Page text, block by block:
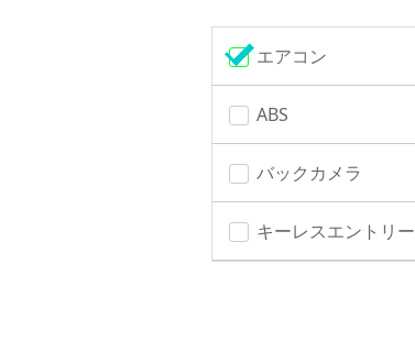
エアコン
ABS
バックカメラ
キーレスエントリー